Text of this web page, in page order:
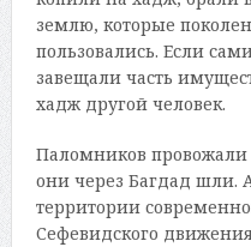
землю, которые
пользовались. Если
завещали часть
хадж другой человек.
Паломников
они через Багдад шли.
территории
Сефевидского